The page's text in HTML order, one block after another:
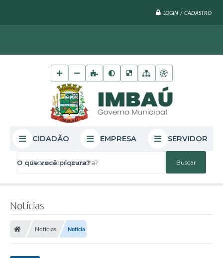
LOGIN / CADASTRO
O que você procura?
CIDADÃO EMPRESA SERVIDOR
Notícias
Notícias Notícia